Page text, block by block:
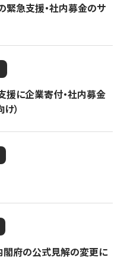
緊急支援・社内募金のサ
に企業寄付・社内募金
）
閣府の公式見解の変更に